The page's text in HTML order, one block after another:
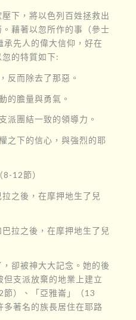
下，將以色列百姓拯救出
藉著以忽所作的事（參士
先人的偉大信仰，好在
的特質如下:
反而除去了那惡。
的膽量與勇氣。
派團結一致的領導力。
之下的信心，與強烈的耶
12節）
拉之後，在摩押地生了兒
拉之後，在摩押地生了兒
，卻被神大大記念。她的後
支派放棄的地業上建立
節）、「亞雅崙」（13
著名的族長居住在耶路